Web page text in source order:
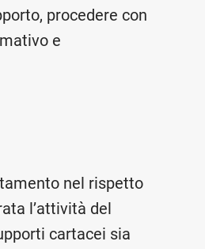
procedere con
e
nel rispetto
l’attività del
cartacei sia